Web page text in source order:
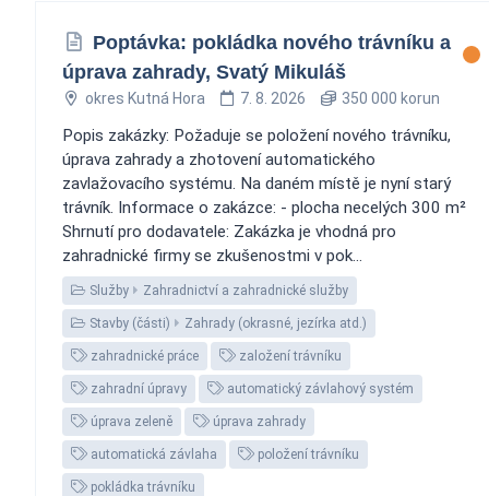
Poptávka: pokládka nového trávníku a
úprava zahrady, Svatý Mikuláš
okres Kutná Hora 7. 8. 2026 350 000 korun
Popis zakázky: Požaduje se položení nového trávníku,
úprava zahrady a zhotovení automatického
zavlažovacího systému. Na daném místě je nyní starý
trávník. Informace o zakázce: - plocha necelých 300 m²
Shrnutí pro dodavatele: Zakázka je vhodná pro
zahradnické firmy se zkušenostmi v pok...
Služby Zahradnictví a zahradnické služby
Stavby (části) Zahrady (okrasné, jezírka atd.)
zahradnické práce založení trávníku
zahradní úpravy automatický závlahový systém
úprava zeleně úprava zahrady
automatická závlaha položení trávníku
pokládka trávníku